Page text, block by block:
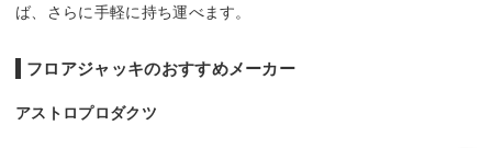
ば、さらに手軽に持ち運べます。
フロアジャッキのおすすめメーカー
アストロプロダクツ